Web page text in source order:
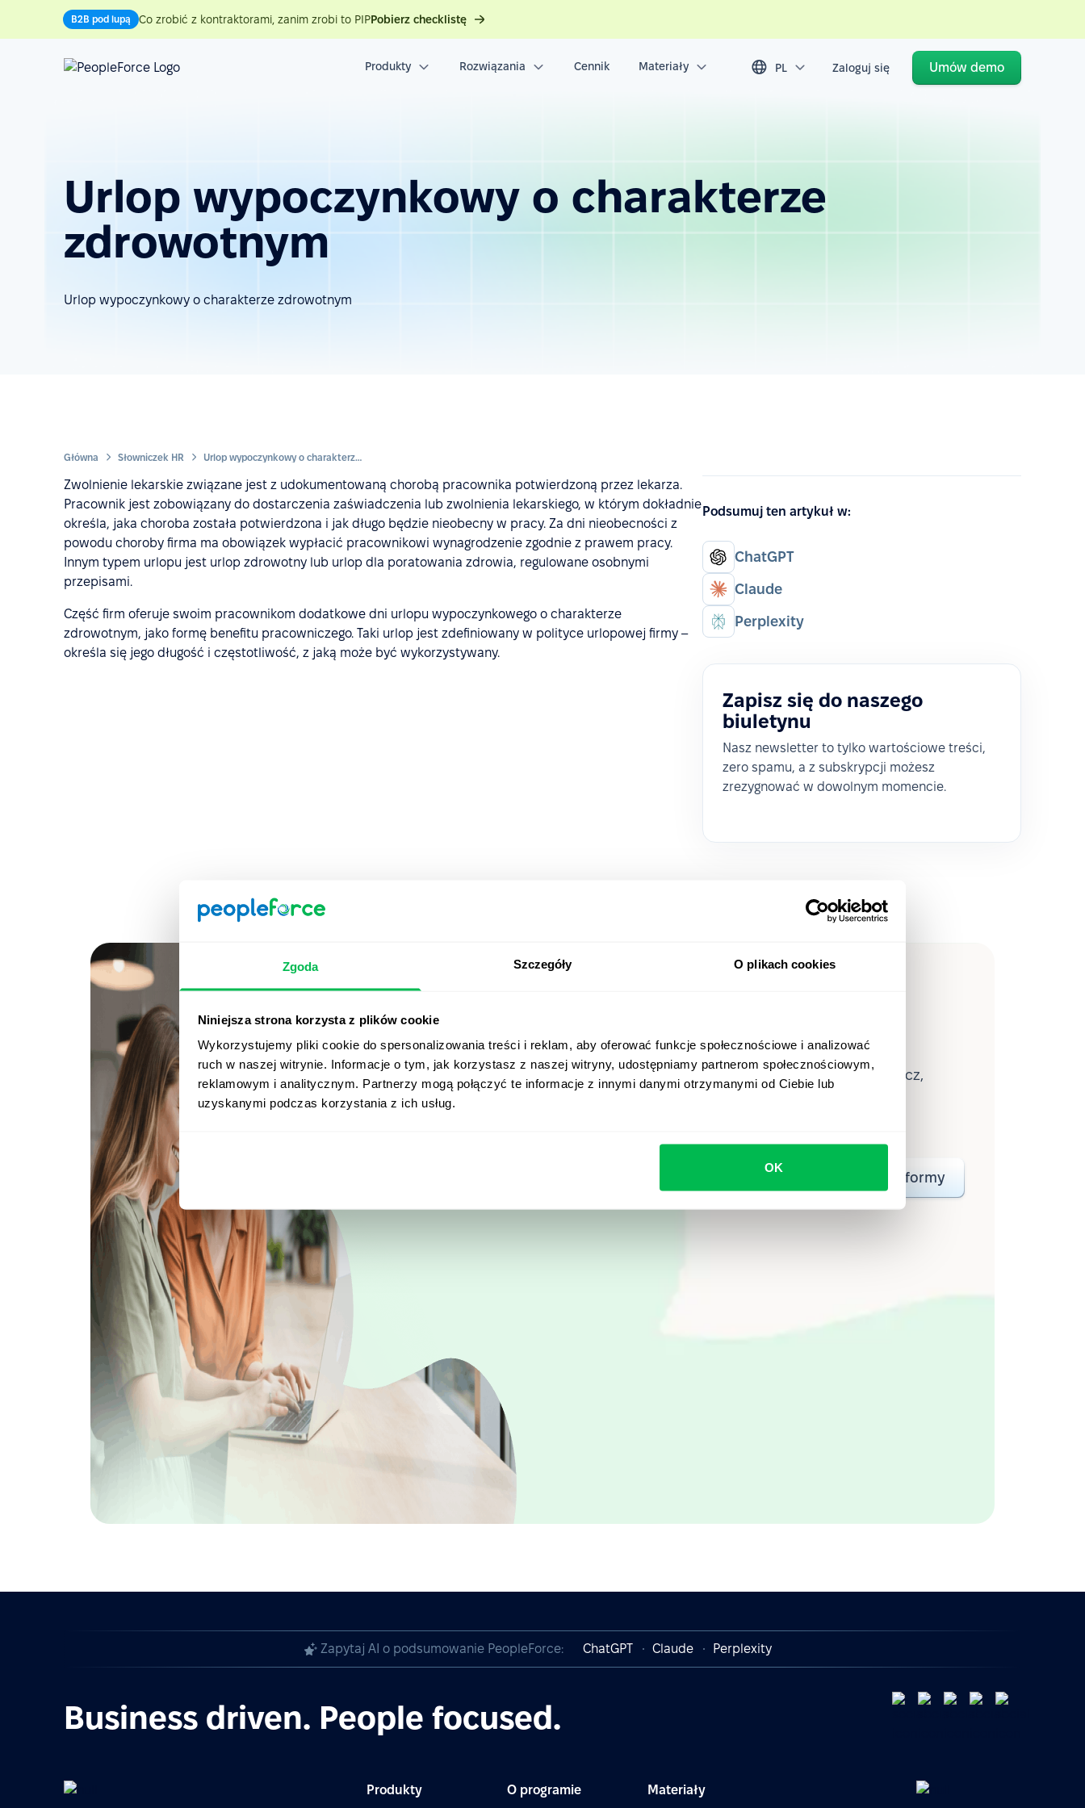
Zgoda Szczegóły O plikach cookies
Niniejsza strona korzysta z plików cookie
Wykorzystujemy pliki cookie do spersonalizowania treści i reklam, aby oferować funkcje społecznościowe i analizować
ruch w naszej witrynie. Informacje o tym, jak korzystasz z naszej witryny, udostępniamy partnerom społecznościowym,
reklamowym i analitycznym. Partnerzy mogą połączyć te informacje z innymi danymi otrzymanymi od Ciebie lub
uzyskanymi podczas korzystania z ich usług.
OK
B2B pod lupą Co zrobić z kontraktorami, zanim zrobi to PIPPobierz checklistę
Produkty Rozwiązania Cennik Materiały PL Zaloguj się Umów demo
Urlop wypoczynkowy o charakterze
zdrowotnym
Urlop wypoczynkowy o charakterze zdrowotnym
Główna Słowniczek HR Urlop wypoczynkowy o charakterze zdrowotnym
Zwolnienie lekarskie związane jest z udokumentowaną chorobą pracownika potwierdzoną przez lekarza.
Pracownik jest zobowiązany do dostarczenia zaświadczenia lub zwolnienia lekarskiego, w którym dokładnie
określa, jaka choroba została potwierdzona i jak długo będzie nieobecny w pracy. Za dni nieobecności z
powodu choroby firma ma obowiązek wypłacić pracownikowi wynagrodzenie zgodnie z prawem pracy.
Innym typem urlopu jest urlop zdrowotny lub urlop dla poratowania zdrowia, regulowane osobnymi
przepisami.
Część firm oferuje swoim pracownikom dodatkowe dni urlopu wypoczynkowego o charakterze
zdrowotnym, jako formę benefitu pracowniczego. Taki urlop jest zdefiniowany w polityce urlopowej firmy –
określa się jego długość i częstotliwość, z jaką może być wykorzystywany.
Podsumuj ten artykuł w:
ChatGPT
Claude
Perplexity
Zapisz się do naszego
biuletynu
Nasz newsletter to tylko wartościowe treści,
zero spamu, a z subskrypcji możesz
zrezygnować w dowolnym momencie.
w akcji
Od Core HR po zaawansowaną analitykę HR — zobacz,
Krótki przegląd platformy
Zapytaj AI o podsumowanie PeopleForce: ChatGPT Claude Perplexity
Business driven. People focused.
Produkty O programie Materiały